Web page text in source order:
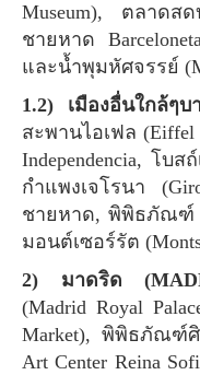
Museum), ตลาดสด
ชายหาด
และน้ำพุมหัศจรรย์
1.2) เมืองอื่นใกล้ๆบ
สะพานไอเฟล (Eiffel
Independencia, โบส
กำแพงเจโรนา
ชายหาด, พิพิธภัณฑ์
มอนต์เซอร์รัต
2) มาดริด
(Madrid Royal
Market), พิพิธภัณฑ์ศิ
Art Center Reina